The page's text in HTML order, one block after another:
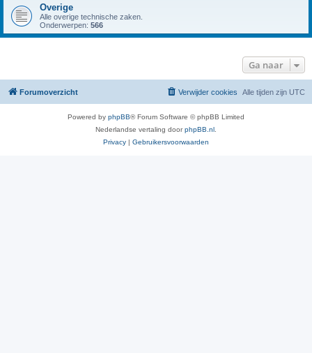
Overige
Alle overige technische zaken.
Onderwerpen: 566
Ga naar
Forumoverzicht Alle tijden zijn UTC
Verwijder cookies
Powered by phpBB® Forum Software © phpBB Limited
Nederlandse vertaling doorphpBB.nl
Privacy | Gebruikersvoorwaarden